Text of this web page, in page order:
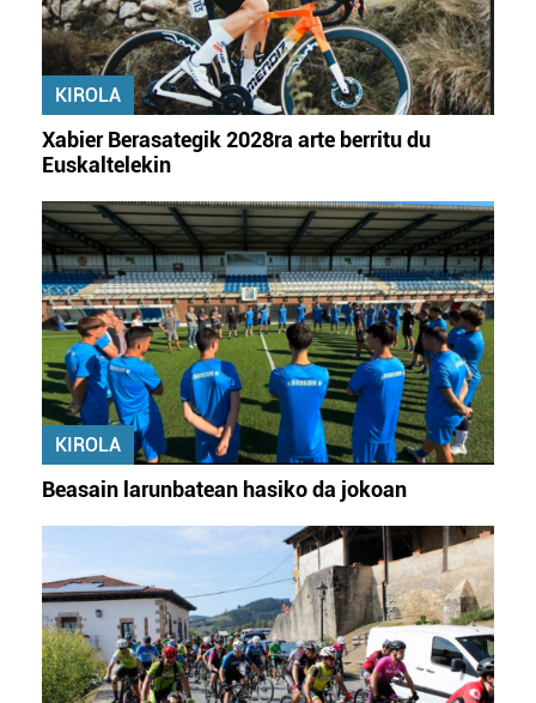
KIROLA
Xabier Berasategik 2028ra arte berritu du
Euskaltelekin
KIROLA
Beasain larunbatean hasiko da jokoan